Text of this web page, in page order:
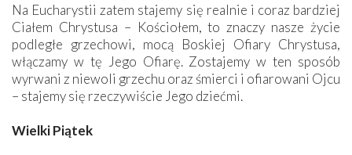
Na Eucharystii zatem stajemy się realnie i coraz bardziej
Ciałem Chrystusa – Kościołem, to znaczy nasze życie
podległe grzechowi, mocą Boskiej Ofiary Chrystusa,
włączamy w tę Jego Ofiarę. Zostajemy w ten sposób
wyrwani z niewoli grzechu oraz śmierci i ofiarowani Ojcu
– stajemy się rzeczywiście Jego dziećmi.
Wielki Piątek